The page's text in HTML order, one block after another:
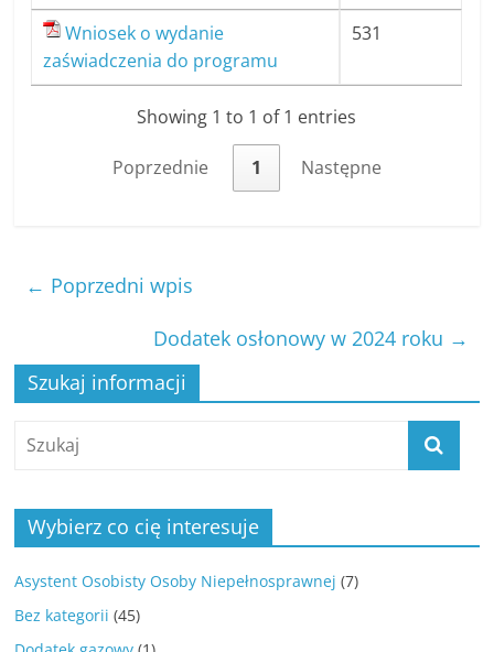
Wniosek o wydanie
zaświadczenia do programu
531
Showing 1 to 1 of 1 entries
Poprzednie 1 Następne
← Poprzedni wpis
Dodatek osłonowy w 2024 roku →
Szukaj informacji
Wybierz co cię interesuje
Asystent Osobisty Osoby Niepełnosprawnej (7)
Bez kategorii (45)